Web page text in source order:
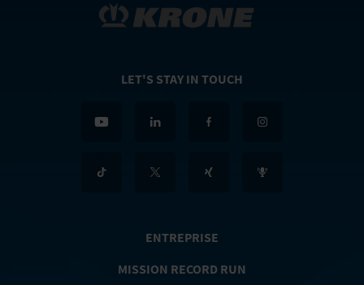
LET'S STAY IN TOUCH
ENTREPRISE
MISSION RECORD RUN